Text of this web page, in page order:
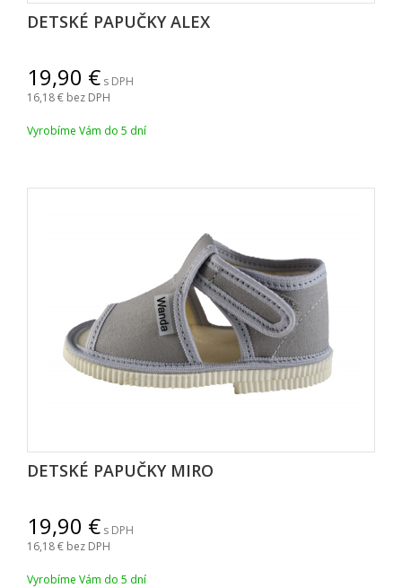
DETSKÉ PAPUČKY ALEX
19,90
s DPH
16,18 bez DPH
Vyrobíme Vám do 5 dní
DETSKÉ PAPUČKY MIRO
19,90
s DPH
16,18 bez DPH
Vyrobíme Vám do 5 dní